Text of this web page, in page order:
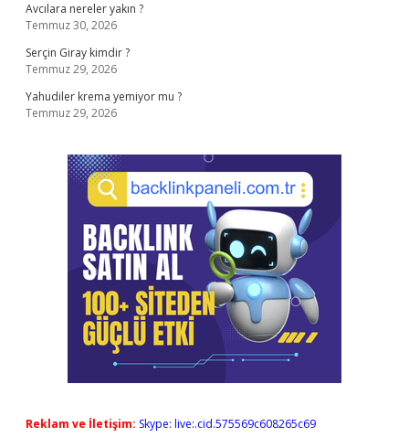
Avcılara nereler yakın ?
Temmuz 30, 2026
Serçin Giray kimdir ?
Temmuz 29, 2026
Yahudiler krema yemiyor mu ?
Temmuz 29, 2026
Reklam ve İletişim: Skype: live:.cid.575569c608265c69